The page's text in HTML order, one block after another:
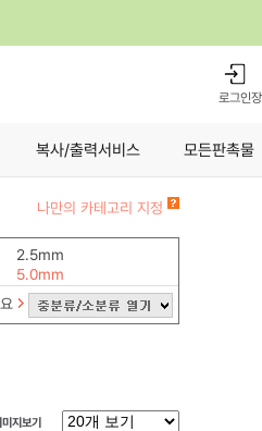
로그인
복사/출력서비스 모든판촉물
나만의 카테고리 지정
2.5mm
5.0mm
지보기